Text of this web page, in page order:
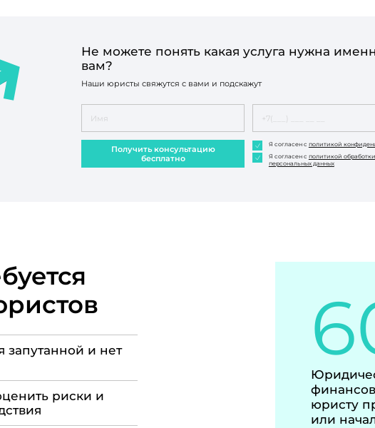
Не можете понять какая услуга нужна
вам?
Наши юристы свяжутся с вами и подскажут
Получить консультацию
бесплатно
Я согласен с политикой
Я согласен с политикой обработки
персональных данных
запутанной и нет
риски и
юристу
или